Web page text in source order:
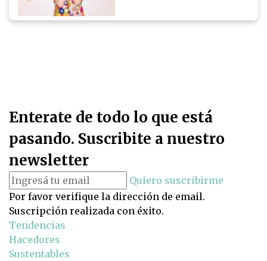
Enterate de todo lo que está
pasando. Suscribite a nuestro
newsletter
Quiero suscribirme
Por favor verifique la dirección de email.
Suscripción realizada con éxito.
Tendencias
Hacedores
Sustentables